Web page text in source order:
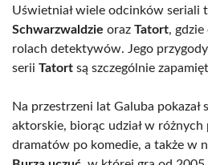
Uświetniał wiele odcinków seriali
Schwarzwaldzie oraz Tatort,
rolach detektywów. Jego
serii Tatort są szczególnie
Na przestrzeni lat Galuba pokazał
aktorskie, biorąc udział w różnych
dramatów po komedie, a także w